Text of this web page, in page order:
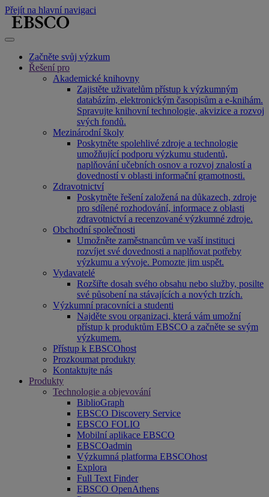
Přejít na hlavní navigaci
Začněte svůj výzkum
Řešení pro
Akademické knihovny
Zajistěte uživatelům přístup k výzkumným
databázím, elektronickým časopisům a e-knihám.
Spravujte knihovní technologie, akvizice a rozvoj
svých fondů.
Mezinárodní školy
Poskytněte spolehlivé zdroje a technologie
umožňující podporu výzkumu studentů,
naplňování učebních osnov a rozvoj znalostí a
dovedností v oblasti informační gramotnosti.
Zdravotnictví
Poskytněte řešení založená na důkazech, zdroje
pro sdílené rozhodování, informace z oblasti
zdravotnictví a recenzované výzkumné zdroje.
Obchodní společnosti
Umožněte zaměstnancům ve vaší instituci
rozvíjet své dovednosti a naplňovat potřeby
výzkumu a vývoje. Pomozte jim uspět.
Vydavatelé
Rozšiřte dosah svého obsahu nebo služby, posilte
své působení na stávajících a nových trzích.
Výzkumní pracovníci a studenti
Najděte svou organizaci, která vám umožní
přístup k produktům EBSCO a začněte se svým
výzkumem.
Přístup k EBSCOhost
Prozkoumat produkty
Kontaktujte nás
Produkty
Technologie a objevování
BiblioGraph
EBSCO Discovery Service
EBSCO FOLIO
Mobilní aplikace EBSCO
EBSCOadmin
Výzkumná platforma EBSCOhost
Explora
Full Text Finder
EBSCO OpenAthens